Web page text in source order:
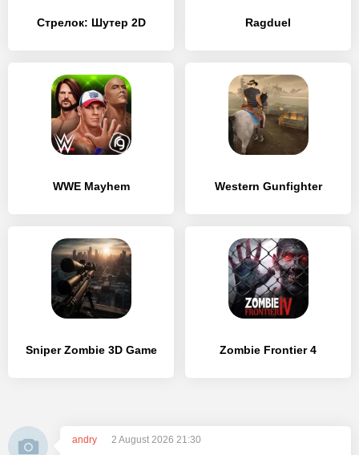
Стрелок: Шутер 2D Ragduel
WWE Mayhem Western Gunfighter
Sniper Zombie 3D Game Zombie Frontier 4
andry
2 August 2026 21:30